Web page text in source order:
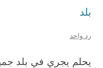
بلد
رد واحد
يحلم يجري في بلد